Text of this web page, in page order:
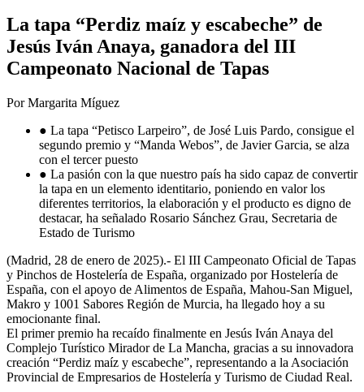
La tapa “Perdiz maíz y escabeche” de
Jesús Iván Anaya, ganadora del III
Campeonato Nacional de Tapas
Por Margarita Míguez
● La tapa “Petisco Larpeiro”, de José Luis Pardo, consigue el
segundo premio y “Manda Webos”, de Javier Garcia, se alza
con el tercer puesto
● La pasión con la que nuestro país ha sido capaz de convertir
la tapa en un elemento identitario, poniendo en valor los
diferentes territorios, la elaboración y el producto es digno de
destacar, ha señalado Rosario Sánchez Grau, Secretaria de
Estado de Turismo
(Madrid, 28 de enero de 2025).- El III Campeonato Oficial de Tapas
y Pinchos de Hostelería de España, organizado por Hostelería de
España, con el apoyo de Alimentos de España, Mahou-San Miguel,
Makro y 1001 Sabores Región de Murcia, ha llegado hoy a su
emocionante final.
El primer premio ha recaído finalmente en Jesús Iván Anaya del
Complejo Turístico Mirador de La Mancha, gracias a su innovadora
creación “Perdiz maíz y escabeche”, representando a la Asociación
Provincial de Empresarios de Hostelería y Turismo de Ciudad Real.